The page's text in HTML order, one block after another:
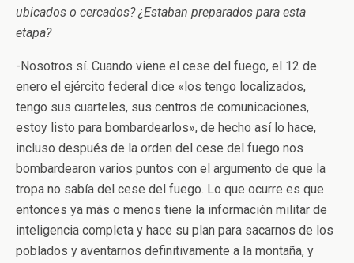
ubicados o cercados? ¿Estaban preparados para esta
etapa?
-Nosotros sí. Cuando viene el cese del fuego, el 12 de
enero el ejército federal dice «los tengo localizados,
tengo sus cuarteles, sus centros de comunicaciones,
estoy listo para bombardearlos», de hecho así lo hace,
incluso después de la orden del cese del fuego nos
bombardearon varios puntos con el argumento de que la
tropa no sabía del cese del fuego. Lo que ocurre es que
entonces ya más o menos tiene la información militar de
inteligencia completa y hace su plan para sacarnos de los
poblados y aventarnos definitivamente a la montaña, y